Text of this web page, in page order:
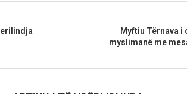
Myftiu Tërnava
myslimanë me